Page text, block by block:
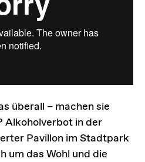
überall – machen sie
Alkoholverbot in der
Pavillon im Stadtpark
um das Wohl und die